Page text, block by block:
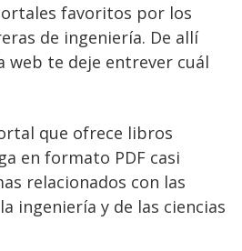
favoritos por los
de ingeniería. De allí
web te deje entrever cuál
que ofrece libros
en formato PDF casi
relacionados con las
ingeniería y de las ciencias